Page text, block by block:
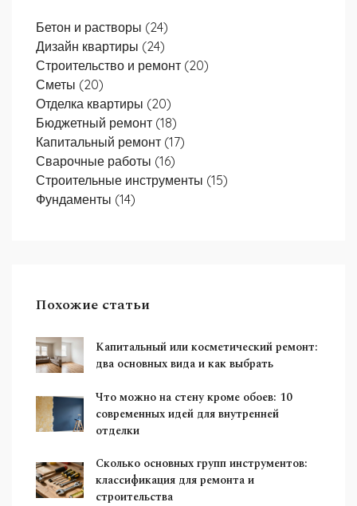
Бетон и растворы (24)
Дизайн квартиры (24)
Строительство и ремонт (20)
Сметы (20)
Отделка квартиры (20)
Бюджетный ремонт (18)
Капитальный ремонт (17)
Сварочные работы (16)
Строительные инструменты (15)
Фундаменты (14)
Похожие статьи
Капитальный или косметический ремонт:
два основных вида и как выбрать
Что можно на стену кроме обоев: 10
современных идей для внутренней
отделки
Сколько основных групп инструментов:
классификация для ремонта и
строительства